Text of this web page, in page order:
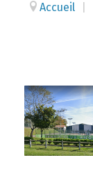
Accueil